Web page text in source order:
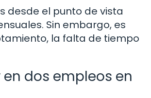
desde el punto de vista
Sin embargo, es
la falta de tiempo
dos empleos en